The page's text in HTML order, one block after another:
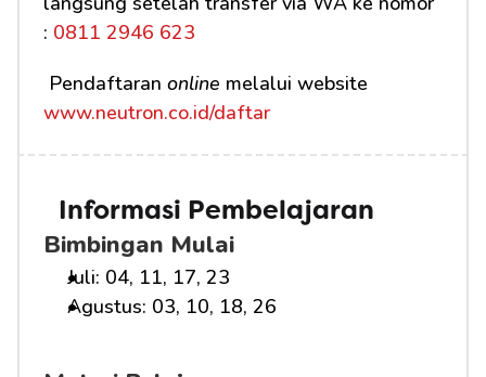
: 0811 2946 623
Pendaftaran online
www.neutron.co.id/daftar
Informasi Pembelajaran
Bimbingan Mulai
Juli: 04, 11, 17, 23
Agustus: 03, 10, 18, 26